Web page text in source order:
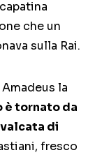
che un
sulla Rai.
la
è tornato da
di
fresco